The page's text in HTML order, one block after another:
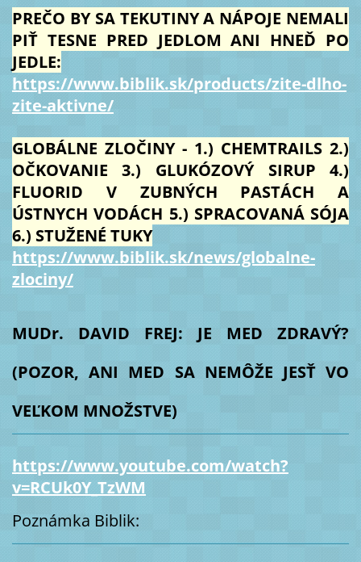
PREČO BY SA TEKUTINY A NÁPOJE NEMALI
PIŤ TESNE PRED JEDLOM ANI HNEĎ PO
JEDLE:
https://www.biblik.sk/products/zite-dlho-
zite-aktivne/
GLOBÁLNE ZLOČINY - 1.) CHEMTRAILS 2.)
OČKOVANIE 3.) GLUKÓZOVÝ SIRUP 4.)
FLUORID V ZUBNÝCH PASTÁCH A
ÚSTNYCH VODÁCH 5.) SPRACOVANÁ SÓJA
6.) STUŽENÉ TUKY
https://www.biblik.sk/news/globalne-
zlociny/
MUDr. DAVID FREJ: JE MED ZDRAVÝ?
(POZOR, ANI MED SA NEMÔŽE JESŤ VO
VEĽKOM MNOŽSTVE)
https://www.youtube.com/watch?
v=RCUk0Y_TzWM
Poznámka Biblik: